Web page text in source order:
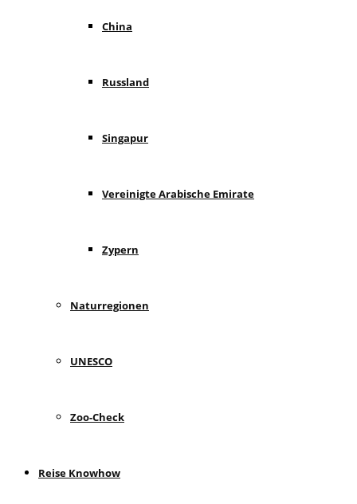
China
Russland
Singapur
Vereinigte Arabische Emirate
Zypern
Naturregionen
UNESCO
Zoo-Check
Reise Knowhow